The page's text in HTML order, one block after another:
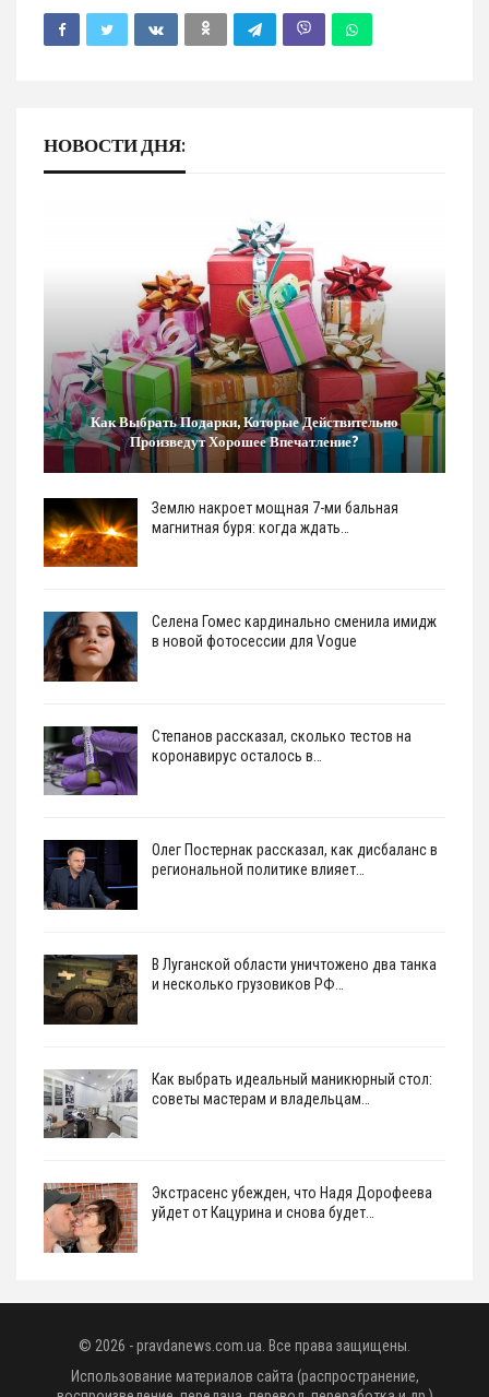
НОВОСТИ ДНЯ:
Как Выбрать Подарки, Которые Действительно
Произведут Хорошее Впечатление?
Землю накроет мощная 7-ми бальная
магнитная буря: когда ждать…
Селена Гомес кардинально сменила имидж
в новой фотосессии для Vogue
Степанов рассказал, сколько тестов на
коронавирус осталось в…
Олег Постернак рассказал, как дисбаланс в
региональной политике влияет…
В Луганской области уничтожено два танка
и несколько грузовиков РФ…
Как выбрать идеальный маникюрный стол:
советы мастерам и владельцам…
Экстрасенс убежден, что Надя Дорофеева
уйдет от Кацурина и снова будет…
© 2026 - pravdanews.com.ua. Все права защищены.
Использование материалов сайта (распространение,